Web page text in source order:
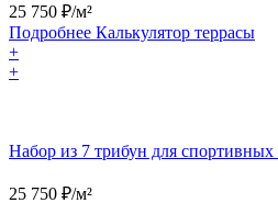
25 750 ₽/м²
Подробнее Калькулятор террасы
+
+
Набор из 7 трибун для
25 750 ₽/м²